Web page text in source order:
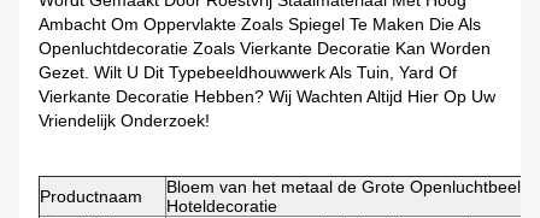
Ambacht Om Oppervlakte Zoals Spiegel Te Maken Die Als
Openluchtdecoratie Zoals Vierkante Decoratie Kan Worden
Gezet. Wilt U Dit Typebeeldhouwwerk Als Tuin, Yard Of
Vierkante Decoratie Hebben? Wij Wachten Altijd Hier Op Uw
Vriendelijk Onderzoek!
Productnaam
Bloem van het metaal de Grote
Hoteldecoratie